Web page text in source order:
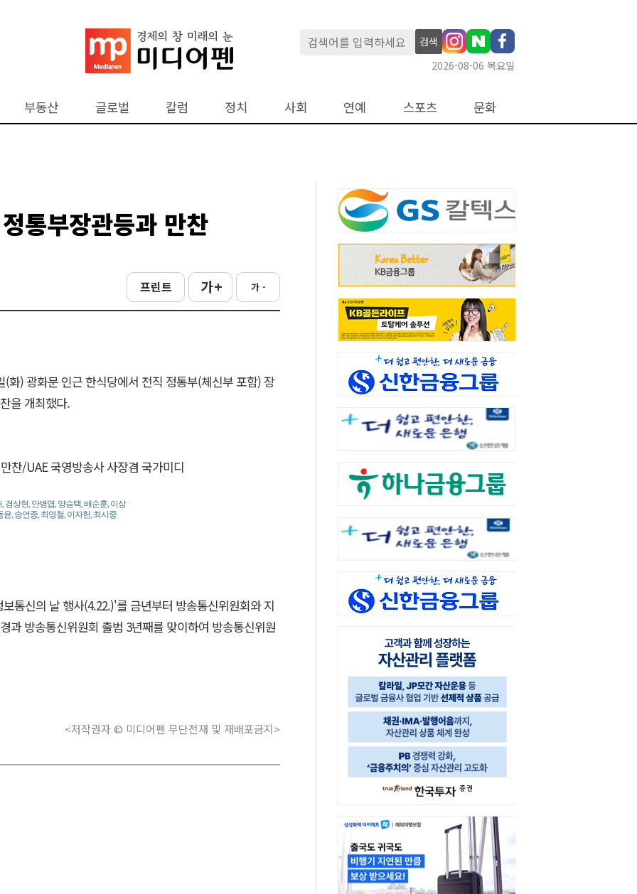
검색
2026-08-06 목요일
부동산 글로벌 칼럼 정치 사회 연예 스포츠 문화
통부장관등과 만찬
프린트 가 + 가 -
화) 광화문 인근 한식당에서 전직 정통부(체신부 포함) 장
을 개최했다.
경상현, 안병엽, 양승택, 배순훈, 이상
, 송언종, 최영철, 이자헌, 최시중
통신의 날 행사(4.22.)'를 금년부터 방송통신위원회와 지
과 방송통신위원회 출범 3년째를 맞이하여 방송통신위원
<저작권자 © 미디어펜 무단전재 및 재배포금지>